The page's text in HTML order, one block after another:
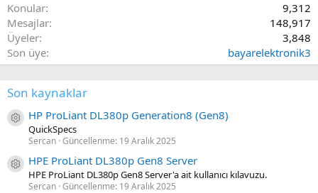
Konular
9,312
Mesajlar
148,917
Üyeler
3,848
Son üye
bayarelektronik3
Son kaynaklar
Kaynak ikon/amblem
HP ProLiant DL380p Generation8 (Gen8)
QuickSpecs
Sercan Güncellenme: 19 Aralık 2025
Kaynak ikon/amblem
HPE ProLiant DL380p Gen8 Server
HPE ProLiant DL380p Gen8 Server'a ait kullanıcı kılavuzu.
Sercan Güncellenme: 19 Aralık 2025